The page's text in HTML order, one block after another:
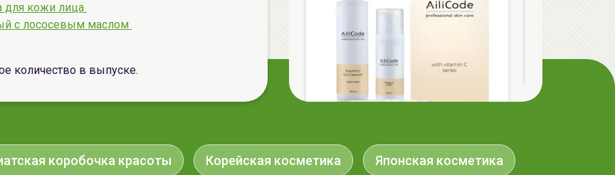
для кожи лица
с лососевым маслом
количество в выпуске.
AiliCode Набор с витамином С With
Vitamin C, Твой домашний косметолог
(Гель для умывания с витамином С
коробочка красоты Корейская косметика Японская косметика